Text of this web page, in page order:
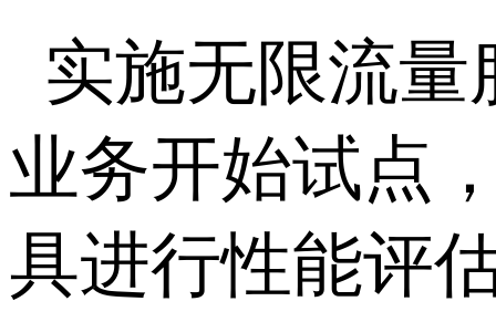
实施无限流
业务开始试点
具进行性能评